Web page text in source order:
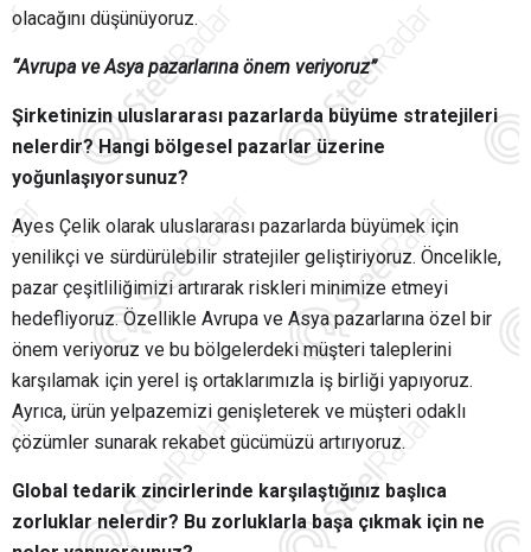
olacağını düşünüyoruz.
“Avrupa ve Asya pazarlarına önem veriyoruz”
Şirketinizin uluslararası pazarlarda büyüme stratejileri
nelerdir? Hangi bölgesel pazarlar üzerine
yoğunlaşıyorsunuz?
Ayes Çelik olarak uluslararası pazarlarda büyümek için
yenilikçi ve sürdürülebilir stratejiler geliştiriyoruz. Öncelikle,
pazar çeşitliliğimizi artırarak riskleri minimize etmeyi
hedefliyoruz. Özellikle Avrupa ve Asya pazarlarına özel bir
önem veriyoruz ve bu bölgelerdeki müşteri taleplerini
karşılamak için yerel iş ortaklarımızla iş birliği yapıyoruz.
Ayrıca, ürün yelpazemizi genişleterek ve müşteri odaklı
çözümler sunarak rekabet gücümüzü artırıyoruz.
Global tedarik zincirlerinde karşılaştığınız başlıca
zorluklar nelerdir? Bu zorluklarla başa çıkmak için ne